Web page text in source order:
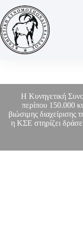
Η Κυνηγετική
περίπου 150.000
βιώσιμης
η ΚΣΕ στηρίζει